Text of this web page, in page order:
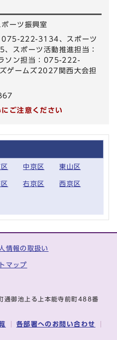
ーツ振興室
075-222-3134、スポーツ
スポーツ活動推進担当：
ソン担当：075-222-
ゲームズ2027関西大会担
ご注意ください
中京区 東山区
右京区 西京区
情報の取扱い
マップ
御池上る上本能寺前町488番
各部署へのお問い合わせ